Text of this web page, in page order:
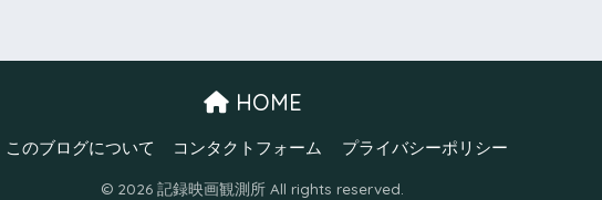
HOME
このブログについて コンタクトフォーム プライバシーポリシー
© 2026 記録映画観測所 All rights reserved.